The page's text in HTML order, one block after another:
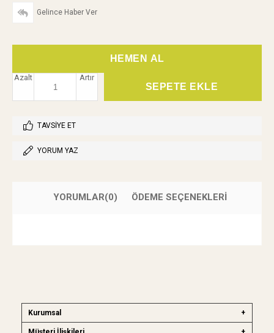
Gelince Haber Ver
Artır
Azalt
TAVSIYE ET
YORUM YAZ
YORUMLAR(0) ÖDEME SEÇENEKLERI
Kurumsal